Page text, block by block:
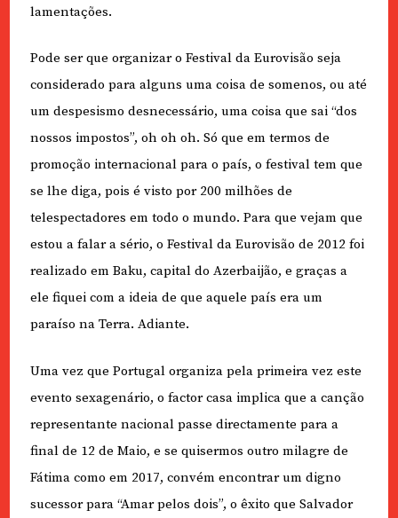
lamentações.
Pode ser que organizar o Festival da Eurovisão seja
considerado para alguns uma coisa de somenos, ou até
um despesismo desnecessário, uma coisa que sai “dos
nossos impostos”, oh oh oh. Só que em termos de
promoção internacional para o país, o festival tem que
se lhe diga, pois é visto por 200 milhões de
telespectadores em todo o mundo. Para que vejam que
estou a falar a sério, o Festival da Eurovisão de 2012 foi
realizado em Baku, capital do Azerbaijão, e graças a
ele fiquei com a ideia de que aquele país era um
paraíso na Terra. Adiante.
Uma vez que Portugal organiza pela primeira vez este
evento sexagenário, o factor casa implica que a canção
representante nacional passe directamente para a
final de 12 de Maio, e se quisermos outro milagre de
Fátima como em 2017, convém encontrar um digno
sucessor para “Amar pelos dois”, o êxito que Salvador